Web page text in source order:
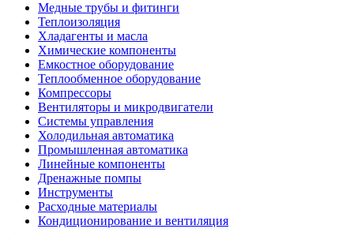
Медные трубы и фитинги
Теплоизоляция
Хладагенты и масла
Химические компоненты
Емкостное оборудование
Теплообменное оборудование
Компрессоры
Вентиляторы и микродвигатели
Системы управления
Холодильная автоматика
Промышленная автоматика
Линейные компоненты
Дренажные помпы
Инструменты
Расходные материалы
Кондиционирование и вентиляция